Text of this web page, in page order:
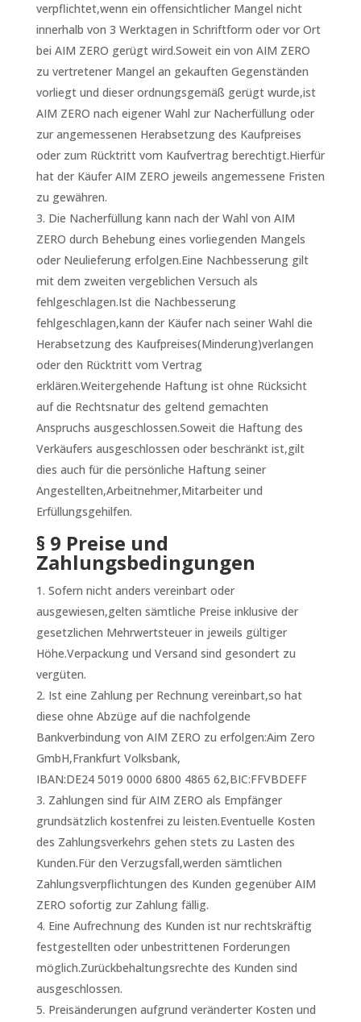
verpflichtet,wenn ein offensichtlicher Mangel nicht
innerhalb von 3 Werktagen in Schriftform oder vor Ort
bei AIM ZERO gerügt wird.Soweit ein von AIM ZERO
zu vertretener Mangel an gekauften Gegenständen
vorliegt und dieser ordnungsgemäß gerügt wurde,ist
AIM ZERO nach eigener Wahl zur Nacherfüllung oder
zur angemessenen Herabsetzung des Kaufpreises
oder zum Rücktritt vom Kaufvertrag berechtigt.Hierfür
hat der Käufer AIM ZERO jeweils angemessene Fristen
zu gewähren.
Die Nacherfüllung kann nach der Wahl von AIM
ZERO durch Behebung eines vorliegenden Mangels
oder Neulieferung erfolgen.Eine Nachbesserung gilt
mit dem zweiten vergeblichen Versuch als
fehlgeschlagen.Ist die Nachbesserung
fehlgeschlagen,kann der Käufer nach seiner Wahl die
Herabsetzung des Kaufpreises(Minderung)verlangen
oder den Rücktritt vom Vertrag
erklären.Weitergehende Haftung ist ohne Rücksicht
auf die Rechtsnatur des geltend gemachten
Anspruchs ausgeschlossen.Soweit die Haftung des
Verkäufers ausgeschlossen oder beschränkt ist,gilt
dies auch für die persönliche Haftung seiner
Angestellten,Arbeitnehmer,Mitarbeiter und
Erfüllungsgehilfen.
§ 9 Preise und
Zahlungsbedingungen
Sofern nicht anders vereinbart oder
ausgewiesen,gelten sämtliche Preise inklusive der
gesetzlichen Mehrwertsteuer in jeweils gültiger
Höhe.Verpackung und Versand sind gesondert zu
vergüten.
Ist eine Zahlung per Rechnung vereinbart,so hat
diese ohne Abzüge auf die nachfolgende
Bankverbindung von AIM ZERO zu erfolgen:Aim Zero
GmbH,Frankfurt Volksbank,
IBAN:DE24 5019 0000 6800 4865 62,BIC:FFVBDEFF
Zahlungen sind für AIM ZERO als Empfänger
grundsätzlich kostenfrei zu leisten.Eventuelle Kosten
des Zahlungsverkehrs gehen stets zu Lasten des
Kunden.Für den Verzugsfall,werden sämtlichen
Zahlungsverpflichtungen des Kunden gegenüber AIM
ZERO sofortig zur Zahlung fällig.
Eine Aufrechnung des Kunden ist nur rechtskräftig
festgestellten oder unbestrittenen Forderungen
möglich.Zurückbehaltungsrechte des Kunden sind
ausgeschlossen.
Preisänderungen aufgrund veränderter Kosten und